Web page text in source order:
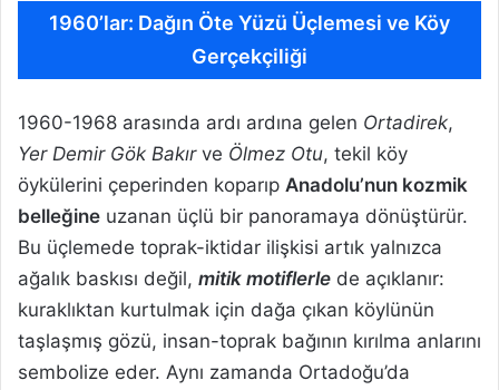
1960’lar: Dağın Öte Yüzü Üçlemesi ve Köy
Gerçekçiliği
1960-1968 arasında ardı ardına gelen Ortadirek,
Yer Demir Gök Bakırve Ölmez Otu, tekil köy
öykülerini çeperinden koparıp Anadolu’nun kozmik
belleğine uzanan üçlü bir panoramaya dönüştürür.
Bu üçlemede toprak-iktidar ilişkisi artık yalnızca
ağalık baskısı değil, mitik motiflerle de açıklanır:
kuraklıktan kurtulmak için dağa çıkan köylünün
taşlaşmış gözü, insan-toprak bağının kırılma anlarını
sembolize eder. Aynı zamanda Ortadoğu’da